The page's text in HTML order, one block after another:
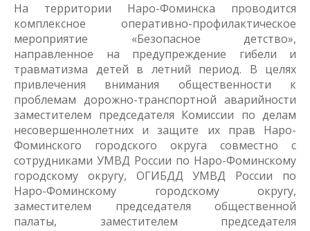
На территории Наро-Фоминска проводится
комплексное оперативно-профилактическое
мероприятие «Безопасное детство»,
направленное на предупреждение гибели и
травматизма детей в летний период. В целях
привлечения внимания общественности к
проблемам дорожно-транспортной аварийности
заместителем председателя Комиссии по делам
несовершеннолетних и защите их прав Наро-
Фоминского городского округа совместно с
сотрудниками УМВД России по Наро-Фоминскому
городскому округу, ОГИБДД УМВД России по
Наро-Фоминскому городскому округу,
заместителем председателя общественной
палаты, заместителем председателя